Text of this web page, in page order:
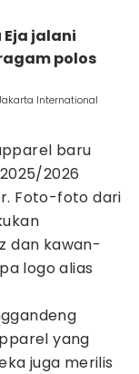
Eja jalani
polos
International
baru
2026
Foto-foto dari
dan kawan-
logo alias
yang
juga merilis